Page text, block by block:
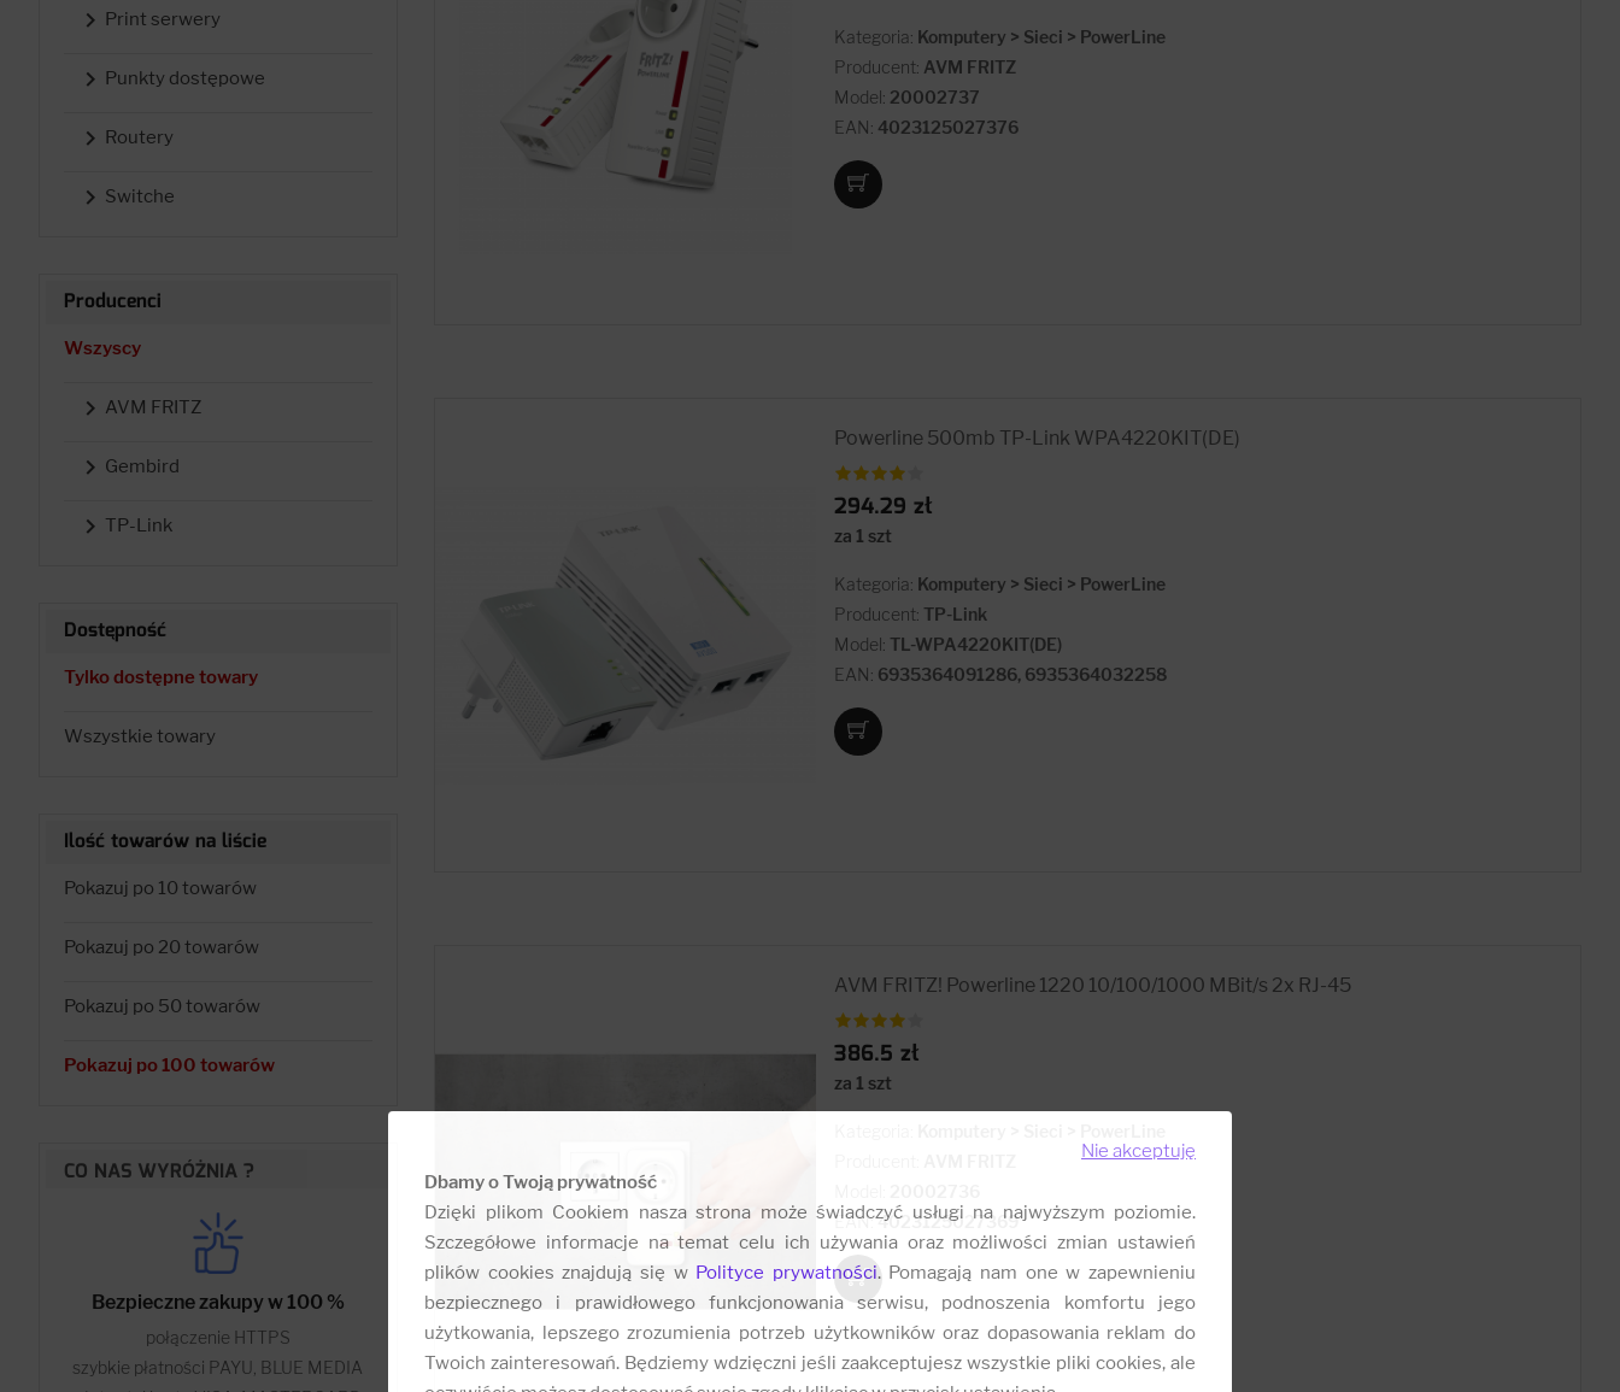
 Print serwery
 Punkty dostępowe
 Routery
 Switche
Producenci
Wszyscy
 AVM FRITZ
 Gembird
 TP-Link
Dostępność
Tylko dostępne towary
Wszystkie towary
Ilość towarów na liście
Pokazuj po 10 towarów
Pokazuj po 20 towarów
Pokazuj po 50 towarów
Pokazuj po 100 towarów
CO NAS WYRÓŻNIA ?
Bezpieczne zakupy w 100 %
połączenie HTTPS
szybkie płatności PAYU, BLUE MEDIA
Kategoria: Komputery > Sieci > PowerLine
Producent: AVM FRITZ
Model: 20002737
EAN: 4023125027376
Powerline 500mb TP-Link WPA4220KIT(DE)
294.29 zł
za 1 szt
Kategoria: Komputery > Sieci > PowerLine
Producent: TP-Link
Model: TL-WPA4220KIT(DE)
EAN: 6935364091286, 6935364032258
AVM FRITZ! Powerline 1220 10/100/1000 MBit/s 2x RJ-45
386.5 zł
za 1 szt
EAN:4023125027369
Nie akceptuję
Dbamy o Twoją prywatność
Dzięki plikom Cookiem nasza strona może świadczyć usługi na najwyższym poziomie.
Szczegółowe informacje na temat celu ich używania oraz możliwości zmian ustawień
plików cookies znajdują się w Polityce prywatności. Pomagają nam one w zapewnieniu
bezpiecznego i prawidłowego funkcjonowania serwisu, podnoszenia komfortu jego
użytkowania, lepszego zrozumienia potrzeb użytkowników oraz dopasowania reklam do
Twoich zainteresowań. Będziemy wdzięczni jeśli zaakceptujesz wszystkie pliki cookies, ale